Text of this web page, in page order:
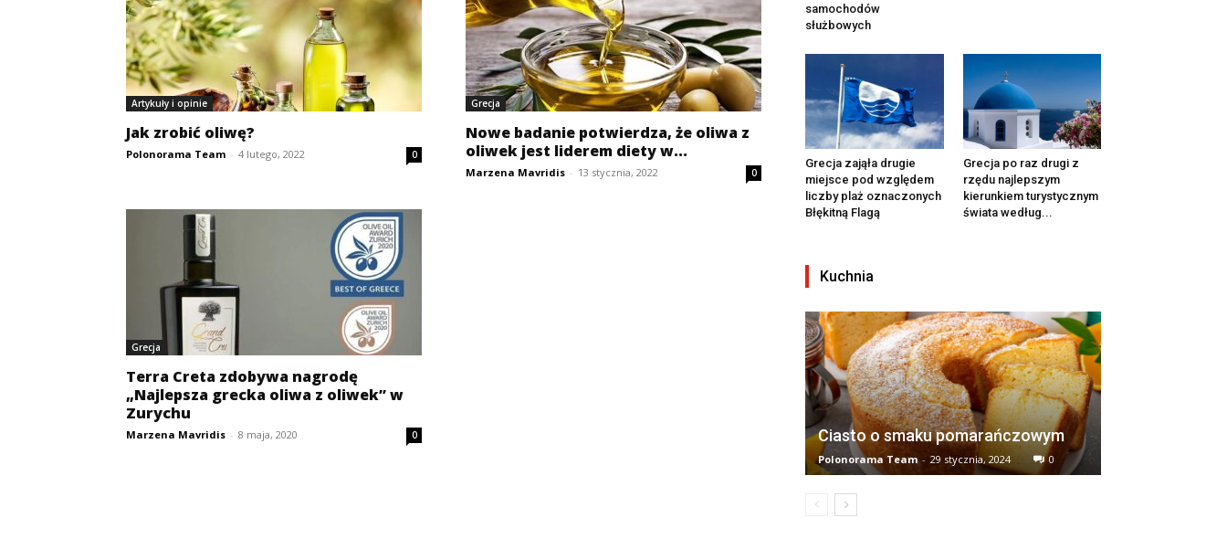
Artykuły i opinie
Jak zrobić oliwę?
Polonorama Team - 4 lutego, 2022 0
Grecja
Nowe badanie potwierdza, że ​​oliwa z
oliwek jest liderem diety w...
Marzena Mavridis - 13 stycznia, 2022 0
Grecja
Terra Creta zdobywa nagrodę
„Najlepsza grecka oliwa z oliwek” w
Zurychu
Marzena Mavridis - 8 maja, 2020 0
samochodów
służbowych
Grecja zająła drugie
miejsce pod względem
liczby plaż oznaczonych
Błękitną Flagą
Grecja po raz drugi z
rzędu najlepszym
kierunkiem turystycznym
świata według...
Kuchnia
Ciasto o smaku pomarańczowym
Polonorama Team - 29 stycznia, 2024 0